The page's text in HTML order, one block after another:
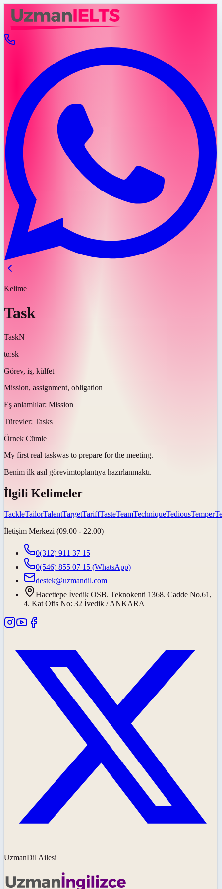
Kelime
Task
TaskN
tɑːsk
Görev, iş, külfet
Mission, assignment, obligation
Eş anlamlılar: Mission
Türevler: Tasks
Örnek Cümle
My first real taskwas to prepare for the meeting.
Benim ilk asıl görevimtoplantıya hazırlanmaktı.
İlgili Kelimeler
TackleTailorTalentTargetTariffTasteTeamTechniqueTediousTemper
İletişim Merkezi (09.00 - 22.00)
0(312) 911 37 15
0(546) 855 07 15 (WhatsApp)
destek@uzmandil.com
Hacettepe İvedik OSB. Teknokenti 1368. Cadde No.61,
4. Kat Ofis No: 32 İvedik / ANKARA
UzmanDil Ailesi